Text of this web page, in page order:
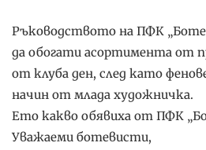
Ръководството на ПФК
да обогати асортимента от
от клуба ден, след като
начин от млада художничка.
Ето какво обявиха от ПФК
Уважаеми ботевисти,